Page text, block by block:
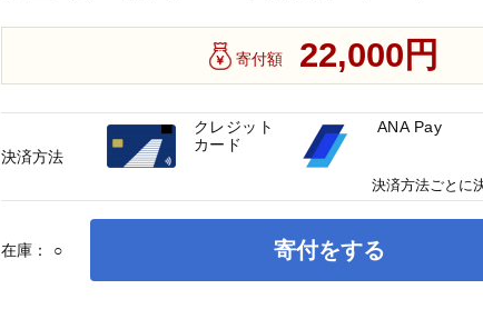
寄付額 22,000円
在庫： ○ 寄付をする
決済方法
クレジット
カード
ANA Pay
決済方法ごとに